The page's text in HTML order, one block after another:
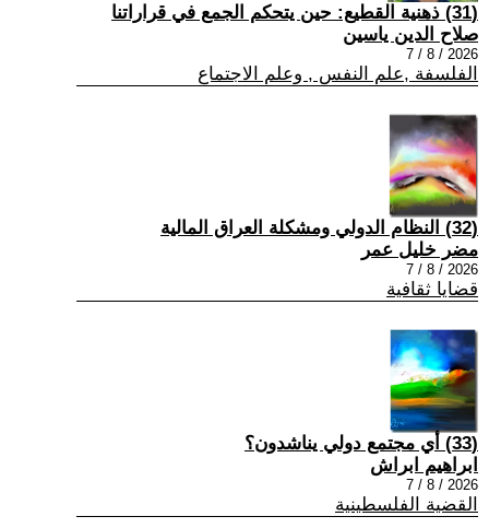
(31) ذهنية القطيع: حين يتحكم الجمع في قراراتنا
صلاح الدين ياسين
2026 / 8 / 7
الفلسفة ,علم النفس , وعلم الاجتماع
(32) النظام الدولي ومشكلة العراق المالية
مضر خليل عمر
2026 / 8 / 7
قضايا ثقافية
(33) أي مجتمع دولي يناشدون؟
ابراهيم ابراش
2026 / 8 / 7
القضية الفلسطينية